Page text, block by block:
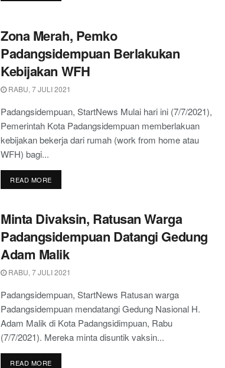
Zona Merah, Pemko
Padangsidempuan Berlakukan
Kebijakan WFH
RABU, 7 JULI 2021
Padangsidempuan, StartNews Mulai hari ini (7/7/2021),
Pemerintah Kota Padangsidempuan memberlakuan
kebijakan bekerja dari rumah (work from home atau
WFH) bagi...
READ MOREDETAILS
Minta Divaksin, Ratusan Warga
Padangsidempuan Datangi Gedung
Adam Malik
RABU, 7 JULI 2021
Padangsidempuan, StartNews Ratusan warga
Padangsidempuan mendatangi Gedung Nasional H.
Adam Malik di Kota Padangsidimpuan, Rabu
(7/7/2021). Mereka minta disuntik vaksin...
READ MOREDETAILS